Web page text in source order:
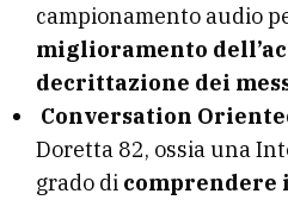
campionamento audio
miglioramento
decrittazione dei
Conversation
Doretta 82, ossia una
grado di comprendere